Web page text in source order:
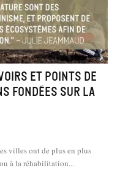
et points de
fondées sur la
villes ont de plus en plus
à la réhabilitation...